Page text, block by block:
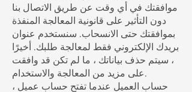
موافقتك في أي وقت عن طريق الاتصال بنا
دون التأثير على قانونية المعالجة المنفذة
بموافقتك حتى الانسحاب. سنستخدم عنوان
بريدك الإلكتروني فقط لمعالجة طلبك. أخيرًا
، سيتم حذف بياناتك ، ما لم تكن قد وافقت
على مزيد من المعالجة والاستخدام.
حساب العميل عندما تفتح حساب عميل ،